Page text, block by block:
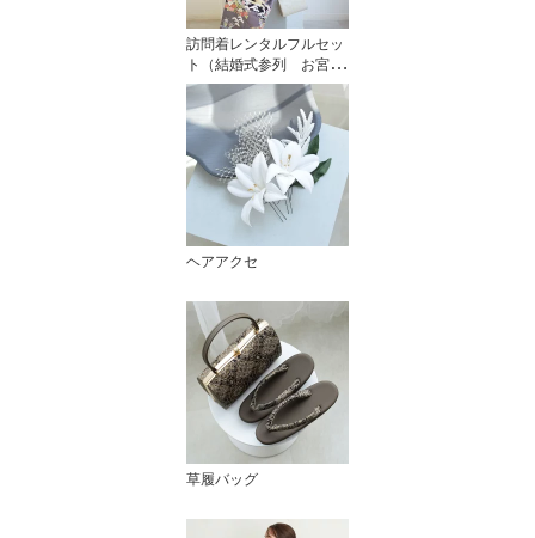
訪問着レンタルフルセッ
ト（結婚式参列 お宮参
り）
ヘアアクセ
草履バッグ